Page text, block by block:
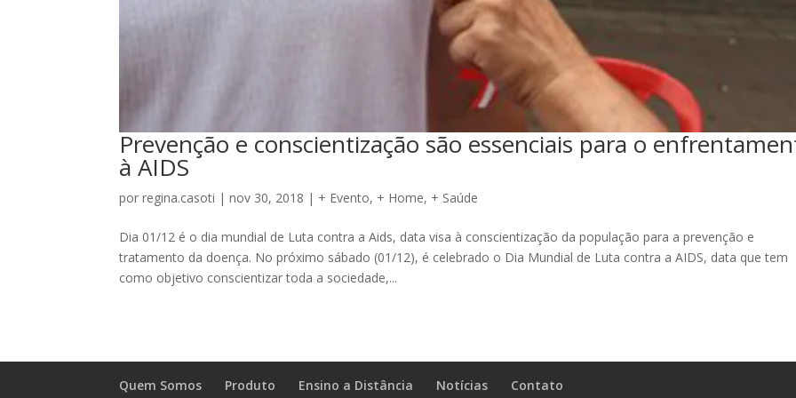
Prevenção e conscientização são essenciais para o
à AIDS
porregina.casoti |nov 30, 2018 | + Evento, + Home, + Saúde
Dia 01/12 é o dia mundial de Luta contra a Aids, data visa à conscientização da população para a prevenção e
tratamento da doença. No próximo sábado (01/12), é celebrado o Dia Mundial de Luta contra a AIDS, data que tem
como objetivo conscientizar toda a sociedade,...
Quem Somos Produto Ensino a Distância Notícias Contato